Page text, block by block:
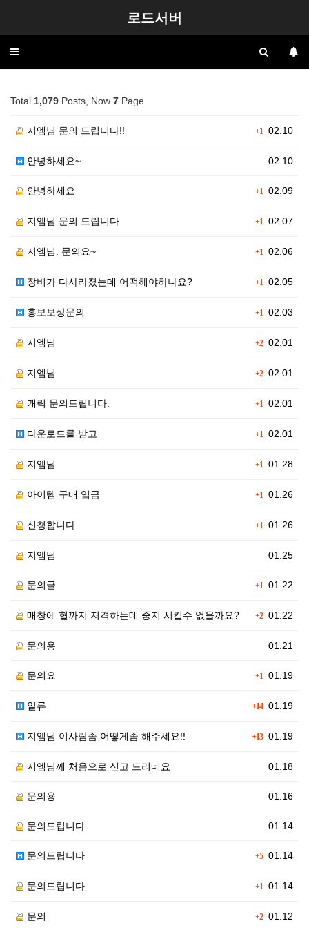
로드서버
Toggle
Total 1,079 Posts, Now 7 Page
+1 02.10
지엠님 문의 드립니다!!
02.10
안녕하세요~
+1 02.09
안녕하세요
+1 02.07
지엠님 문의 드립니다.
+1 02.06
지엠님. 문의요~
+1 02.05
장비가 다사라졌는데 어떡해야하나요?
+1 02.03
홍보보상문의
+202.01
지엠님
+202.01
지엠님
+1 02.01
캐릭 문의드립니다.
+1 02.01
다운로드를 받고
+1 01.28
지엠님
+1 01.26
아이템 구매 입금
+1 01.26
신청합니다
01.25
지엠님
+1 01.22
문의글
+201.22
매창에 혈까지 저격하는데 중지 시킬수 없을까요?
01.21
문의용
+1 01.19
문의요
+1401.19
일류
+1301.19
지엠님 이사람좀 어떻게좀 해주세요!!
01.18
지엠님께 처음으로 신고 드리네요
01.16
문의용
01.14
문의드립니다.
+501.14
문의드립니다
+1 01.14
문의드립니다
+201.12
문의